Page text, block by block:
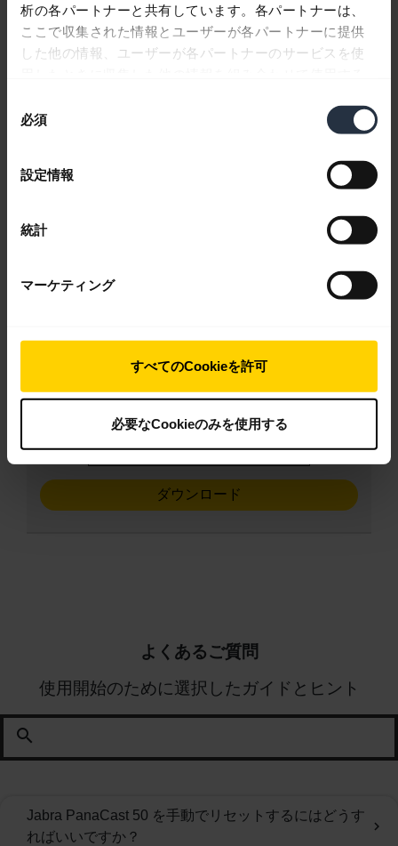
析の各パートナーと共有しています。各パートナーは、
ここで収集された情報とユーザーが各パートナーに提供
した他の情報、ユーザーが各パートナーのサービスを使
必須
設定情報
統計
マーケティング
すべてのCookieを許可
必要なCookieのみを使用する
情報シートインテリジェント・ミーティン
グ・スペース
英語 expand_more
ダウンロード
よくあるご質問
使用開始のために選択したガイドとヒント
search
Jabra PanaCast 50 を手動でリセットするにはどうす
ればいいですか？
chevron_right